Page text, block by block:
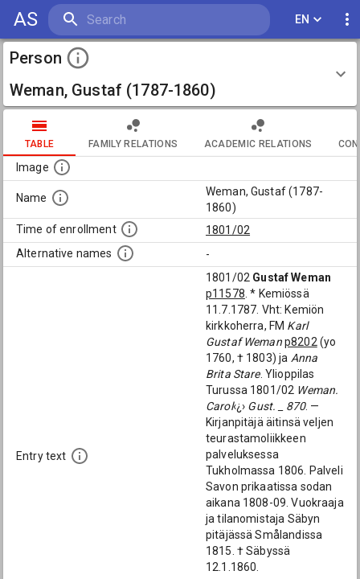
AS EN
Person
Weman, Gustaf (1787-1860)
TABLE FAMILY RELATIONS ACADEMIC RELATIONS
Image
Name
Weman, Gustaf (1787-
1860)
Time of enrollment
1801/02
Alternative names
-
Entry text
1801/02 Gustaf Weman
p11578 . * Kemiössä
11.7.1787. Vht: Kemiön
kirkkoherra, FM Karl
Gustaf Wemanp8202 (yo
1760, † 1803) ja Anna
Brita Stare. Ylioppilas
Turussa 1801/02 Weman.
Carol‹¿› Gust. _ 870. —
Kirjanpitäjä äitinsä veljen
teurastamoliikkeen
palveluksessa
Tukholmassa 1806. Palveli
Savon prikaatissa sodan
aikana 1808-09. Vuokraaja
ja tilanomistaja Säbyn
pitäjässä Smålandissa
1815. † Säbyssä
12.1.1860.